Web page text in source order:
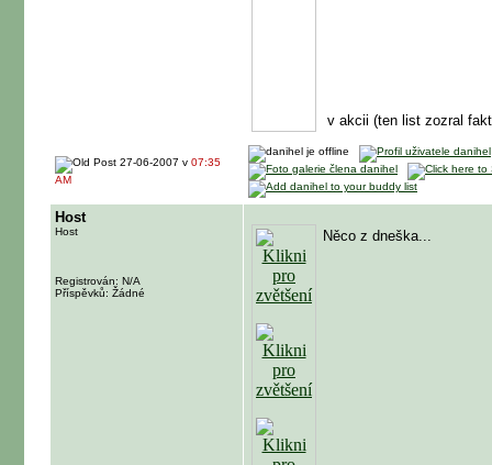
v akcii (ten list zozral
27-06-2007 v 07:35
AM
Host
Host
Registrován: N/A
Příspěvků: Žádné
Něco z dneška...